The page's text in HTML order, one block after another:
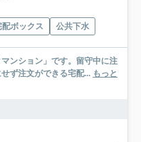
配ボックス 公共下水
ンション」です。留守中に注
ず注文ができる宅配... もっと